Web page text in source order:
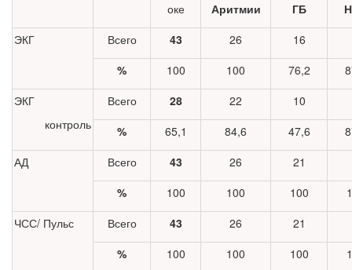
оке Аритмии ГБ
ЭКГ
Всего 43 26
16
%
100 100 76,2
ЭКГ
контроль
Всего 28 22
10
%
65,1 84,6 47,6
АД
Всего 43 26
21
%
100 100 100
ЧСС/ Пульс
Всего 43 26
21
%
100 100 100